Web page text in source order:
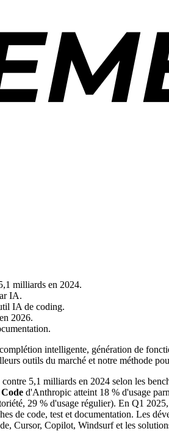
milliards en 2024.
IA.
IA de coding.
2026.
intelligente, génération de
outils du marché et notre méthode
5,1 milliards en 2024 selon les
d'Anthropic atteint 18 % d'usage
29 % d'usage régulier). En Q1
de code, test et documentation. Les
Cursor, Copilot, Windsurf et les